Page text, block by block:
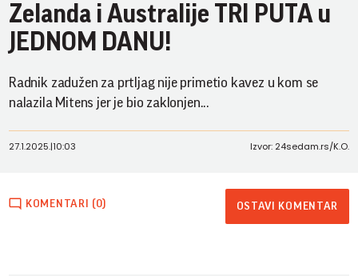
Zelanda i Australije TRI PUTA u
JEDNOM DANU!
Radnik zadužen za prtljag nije primetio kavez u kom se
nalazila Mitens jer je bio zaklonjen...
27.1.2025.|10:03 Izvor: 24sedam.rs/K.O.
KOMENTARI (0) OSTAVI KOMENTAR